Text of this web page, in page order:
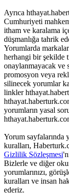
Ayrıca
Cumhuriyeti
itham ve karalama
düşmanlığa tahrik
Yorumlarda
herhangi bir şekilde
onaylanmayacak ve
promosyon veya
silinecek yorumlar
linkler
yorumların yasal
Yorum sayfalarında
kuralları,
Gizlilik Sözleşmesi
Bizlerle ve diğer
yorumlarınızı,
kuralları ve insan
ederiz.